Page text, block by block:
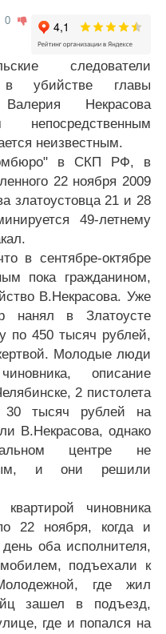
0
следователи
в убийстве главы
Некрасова
неизвестным.
в СКП РФ, в
22 ноября 2009
златоустовца 21 и 28
49-летнему
в сентябре-октябре
пока гражданином,
В.Некрасова. Уже
нанял в Златоусте
по 450 тысяч рублей,
Молодые люди
описание
2 пистолета
тысяч рублей на
В.Некрасова, однако
центре не
и они решили
чиновника
22 ноября, когда и
оба исполнителя,
подъехали к
где жил
зашел в подъезд,
где и попался на